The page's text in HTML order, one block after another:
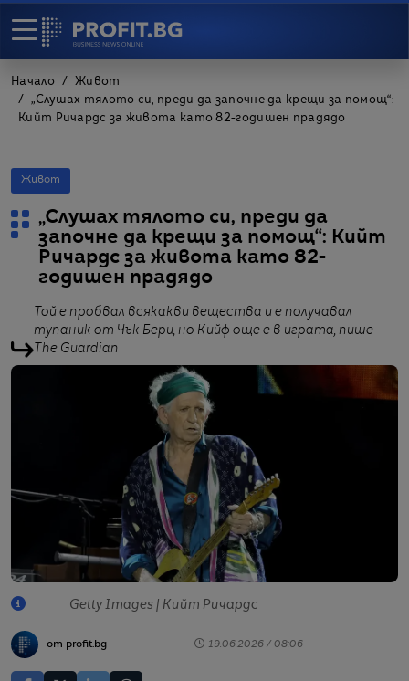
Начало
Живот
„Слушах тялото си, преди да започне да крещи за помощ“:
Кийт Ричардс за живота като 82-годишен прадядо
Живот
„Слушах тялото си, преди да
започне да крещи за помощ“: Кийт
Ричардс за живота като 82-
годишен прадядо
Той е пробвал всякакви вещества и е получавал
тупаник от Чък Бери, но Кийф още е в играта, пише
The Guardian
Getty Images | Кийт Ричардс
от profit.bg 19.06.2026 / 08:06